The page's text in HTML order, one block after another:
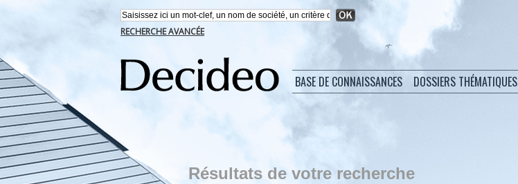
RECHERCHE AVANCÉE
BASE DE CONNAISSANCES DOSSIERS THÉMATIQUES
Résultats de votre recherche